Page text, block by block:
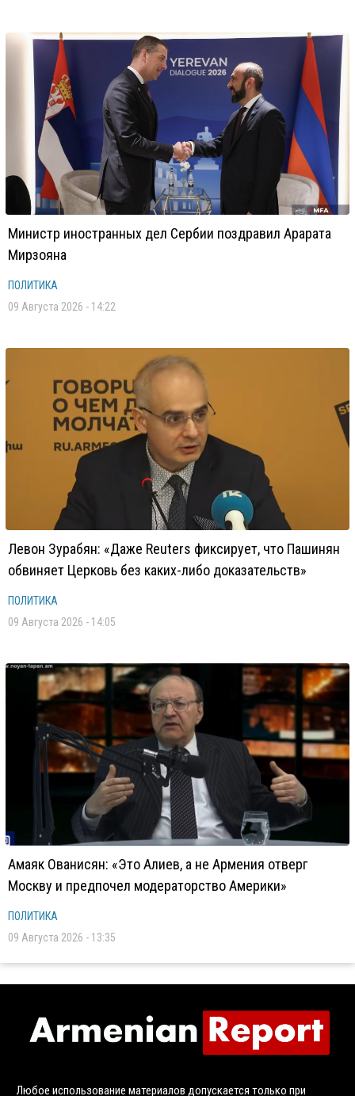
Министр иностранных дел Сербии поздравил Арарата
Мирзояна
ПОЛИТИКА
09 Августа 2026 - 14:22
Левон Зурабян: «Даже Reuters фиксирует, что Пашинян
обвиняет Церковь без каких-либо доказательств»
ПОЛИТИКА
09 Августа 2026 - 14:05
Амаяк Ованисян: «Это Алиев, а не Армения отверг
Москву и предпочел модераторство Америки»
ПОЛИТИКА
09 Августа 2026 - 13:35
Любое использование материалов допускается только при